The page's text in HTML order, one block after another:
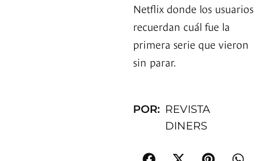
Netflix donde los usuarios
recuerdan cuál fue la
primera serie que vieron
sin parar.
POR: REVISTA
DINERS